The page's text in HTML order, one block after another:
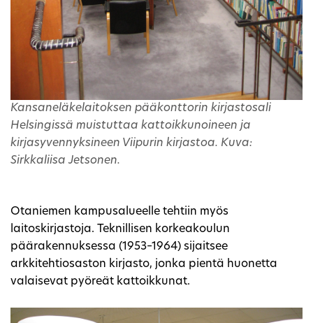
Kansaneläkelaitoksen pääkonttorin kirjastosali
Helsingissä muistuttaa kattoikkunoineen ja
kirjasyvennyksineen Viipurin kirjastoa. Kuva:
Sirkkaliisa Jetsonen.
Otaniemen kampusalueelle tehtiin myös
laitoskirjastoja. Teknillisen korkeakoulun
päärakennuksessa (1953–1964) sijaitsee
arkkitehtiosaston kirjasto, jonka pientä huonetta
valaisevat pyöreät kattoikkunat.